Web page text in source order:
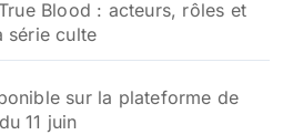
Blood : acteurs, rôles et
série culte
sur la plateforme de
11 juin